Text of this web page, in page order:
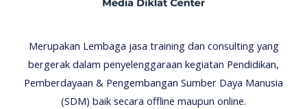
Merupakan Lembaga jasa training dan consulting yang
bergerak dalam penyelenggaraan kegiatan Pendidikan,
Pemberdayaan & Pengembangan Sumber Daya Manusia
(SDM) baik secara offline maupun online.